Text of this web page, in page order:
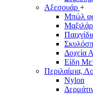
Αξεσουάρ +
Μπώλ
Δοχεία
Είδη
Περιλαίμια,
Nylon